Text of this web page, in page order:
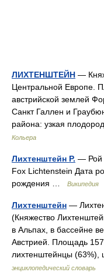
ЛИХТЕНШТЕЙН —
Центральной Европе.
австрийской землей
Санкт Галлен и
района: узкая
Кольера
Лихтенштейн Р. — Рой
Fox Lichtenstein Дата
рождения …
Википедия
Лихтенштейн —
(Княжество
в Альпах, в бассейне
Австрией. Площадь
лихтенштейнцы
энциклопедический словарь